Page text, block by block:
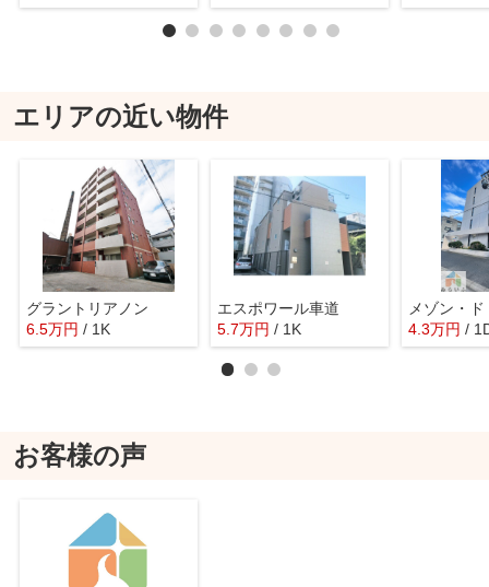
エリアの近い物件
グラントリアノン
6.5万円 / 1K
エスポワール車道
5.7万円 / 1K 4.3万円 /
お客様の声